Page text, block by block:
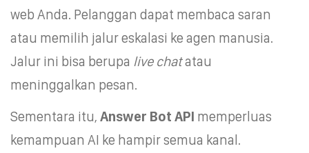
web Anda. Pelanggan dapat membaca saran
atau memilih jalur eskalasi ke agen manusia.
Jalur ini bisa berupa live chatatau
meninggalkan pesan.
Sementara itu, Answer Bot API memperluas
kemampuan AI ke hampir semua kanal.